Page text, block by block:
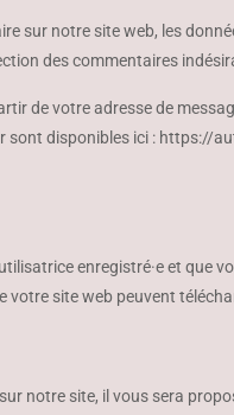
sur notre site web, les
des commentaires
de votre adresse de
sont disponibles ici : https://
enregistré·e et que
votre site web peuvent
notre site, il vous sera